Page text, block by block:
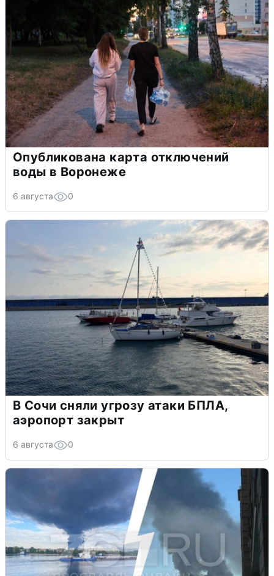
Опубликована карта отключений
воды в Воронеже
6 августа 0
В Сочи сняли угрозу атаки БПЛА,
аэропорт закрыт
6 августа 0